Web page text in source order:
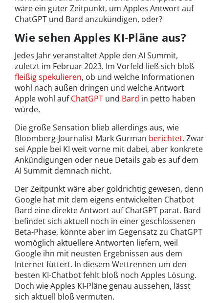
wäre ein guter Zeitpunkt, um Apples Antwort auf
ChatGPT und Bard anzukündigen, oder?
Wie sehen Apples KI-Pläne aus?
Jedes Jahr veranstaltet Apple den AI Summit,
zuletzt im Februar 2023. Im Vorfeld ließ sich bloß
fleißig spekulieren, ob und welche Informationen
wohl nach außen dringen und welche Antwort
Apple wohl aufChatGPT und Bard in petto haben
würde.
Die große Sensation blieb allerdings aus, wie
Bloomberg-Journalist Mark Gurman berichtet. Zwar
sei Apple bei KI weit vorne mit dabei, aber konkrete
Ankündigungen oder neue Details gab es auf dem
AI Summit demnach nicht.
Der Zeitpunkt wäre aber goldrichtig gewesen, denn
Google hat mit dem eigens entwickelten Chatbot
Bard eine direkte Antwort auf ChatGPT parat. Bard
befindet sich aktuell noch in einer geschlossenen
Beta-Phase, könnte aber im Gegensatz zu ChatGPT
womöglich aktuellere Antworten liefern, weil
Google ihn mit neusten Ergebnissen aus dem
Internet füttert. In diesem Wettrennen um den
besten KI-Chatbot fehlt bloß noch Apples Lösung.
Doch wie Apples KI-Pläne genau aussehen, lässt
sich aktuell bloß vermuten.